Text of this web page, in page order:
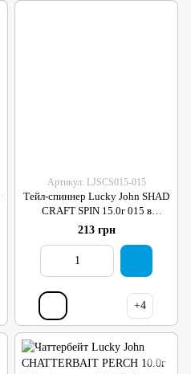
Артикул: LJSCS015-015
Тейл-спиннер Lucky John SHAD
CRAFT SPIN 15.0г 015 в
блистере
213 грн
+4